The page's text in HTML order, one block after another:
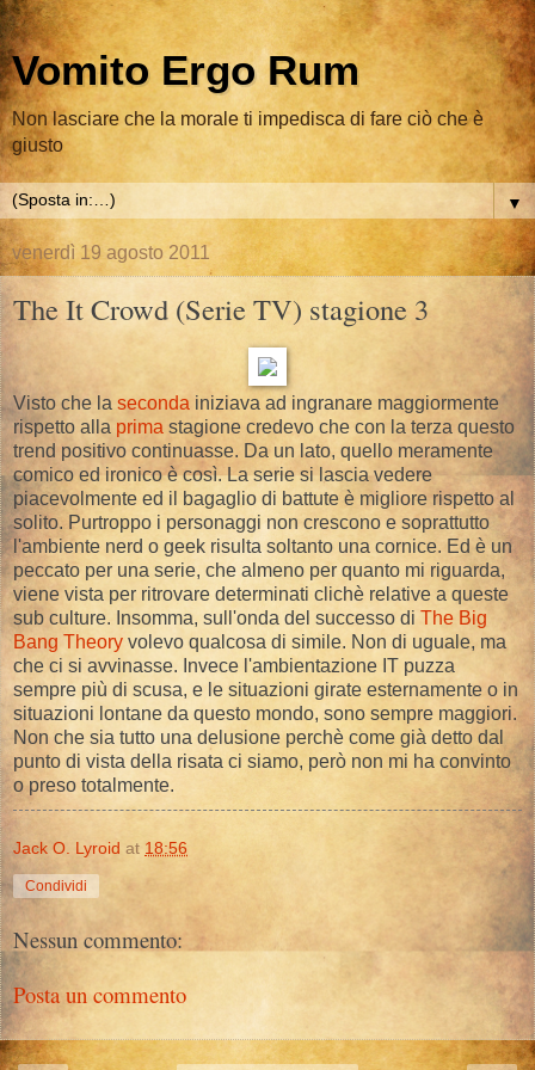
Vomito Ergo Rum
Non lasciare che la morale ti impedisca di fare ciò che è
giusto
▼
venerdì 19 agosto 2011
The It Crowd (Serie TV) stagione 3
Visto che la seconda iniziava ad ingranare maggiormente
rispetto alla prima stagione credevo che con la terza questo
trend positivo continuasse. Da un lato, quello meramente
comico ed ironico è così. La serie si lascia vedere
piacevolmente ed il bagaglio di battute è migliore rispetto al
solito. Purtroppo i personaggi non crescono e soprattutto
l'ambiente nerd o geek risulta soltanto una cornice. Ed è un
peccato per una serie, che almeno per quanto mi riguarda,
viene vista per ritrovare determinati clichè relative a queste
sub culture. Insomma, sull'onda del successo di The Big
Bang Theory volevo qualcosa di simile. Non di uguale, ma
che ci si avvinasse. Invece l'ambientazione IT puzza
sempre più di scusa, e le situazioni girate esternamente o in
situazioni lontane da questo mondo, sono sempre maggiori.
Non che sia tutto una delusione perchè come già detto dal
punto di vista della risata ci siamo, però non mi ha convinto
o preso totalmente.
Jack O. Lyroid at 18:56
Condividi
Nessun commento:
Posta un commento